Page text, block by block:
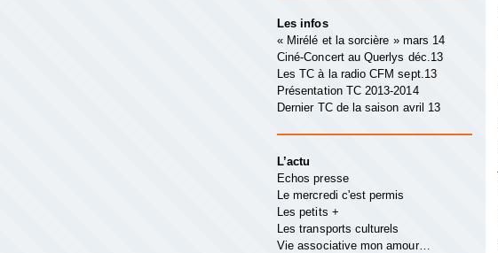
Les infos
« Mirélé et la sorcière » mars 14
Ciné-Concert au Querlys déc.13
Les TC à la radio CFM sept.13
Présentation TC 2013-2014
Dernier TC de la saison avril 13
L’actu
Echos presse
Le mercredi c'est permis
Les petits +
Les transports culturels
Vie associative mon amour…